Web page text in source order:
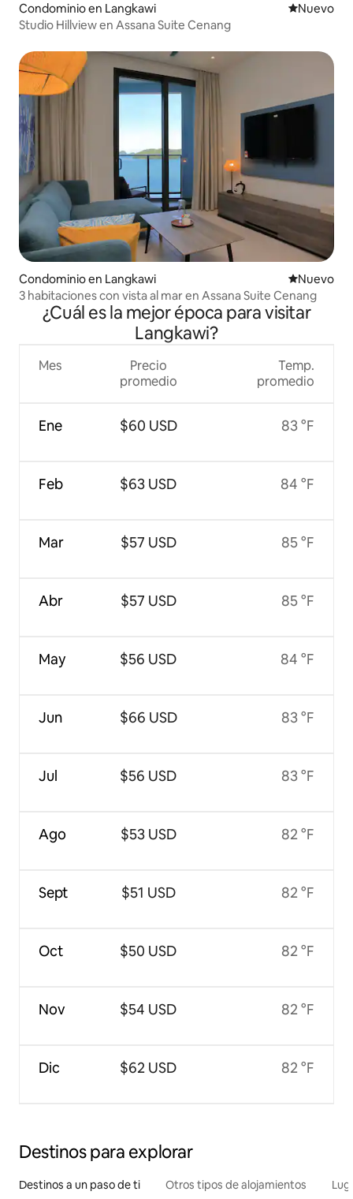
Condominio en Langkawi Nuevo
Nuevo
Studio Hillview en Assana Suite Cenang
Condominio en Langkawi Nuevo
Nuevo
3 habitaciones con vista al mar en Assana Suite Cenang
¿Cuál es la mejor época para visitar
Langkawi?
Mes
Ene
Feb
Mar
Abr
May
Jun
Jul
Ago
Sept
Oct
Nov
Dic
Precio
promedio
$60 USD
$63 USD
$57 USD
$57 USD
$56 USD
$66 USD
$56 USD
$53 USD
$51 USD
$50 USD
$54 USD
$62 USD
Temp.
promedio
83 °F
84 °F
85 °F
85 °F
84 °F
83 °F
83 °F
82 °F
82 °F
82 °F
82 °F
82 °F
Destinos para explorar
Destinos a un paso de ti Otros tipos de alojamientos